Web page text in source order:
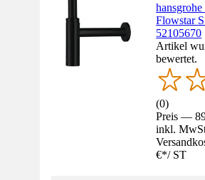
hansgrohe
Flowstar
52105670
Artikel
bewertet.
(0)
Preis —
inkl.
€*/ ST